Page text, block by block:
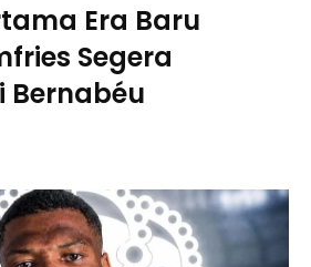
Era Baru
Segera
Bernabéu